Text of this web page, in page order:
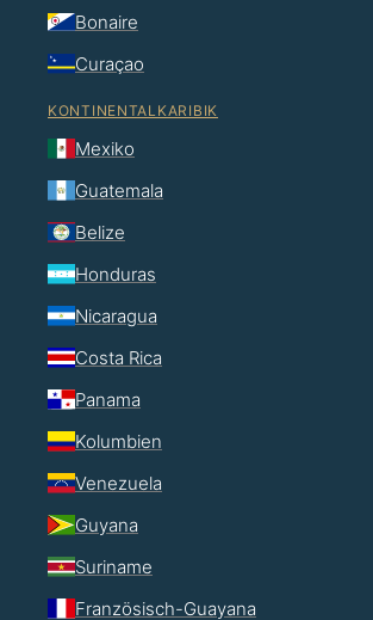
Bonaire
Curaçao
KONTINENTALKARIBIK
Mexiko
Guatemala
Belize
Honduras
Nicaragua
Costa Rica
Panama
Kolumbien
Venezuela
Guyana
Suriname
Französisch-Guayana